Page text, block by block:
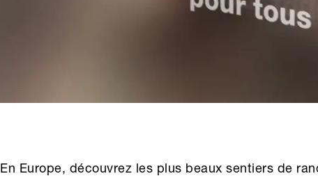
En Europe, découvrez les plus beaux sentiers de